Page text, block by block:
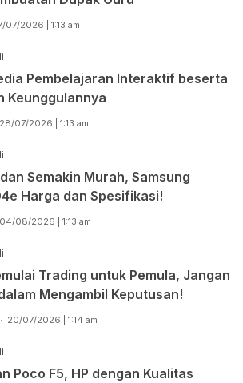
07/2026 | 1:13 am
Pembelajaran Interaktif beserta
Keunggulannya
28/07/2026 | 1:13 am
Semakin Murah, Samsung
Harga dan Spesifikasi!
04/08/2026 | 1:13 am
Trading untuk Pemula, Jangan
Mengambil Keputusan!
20/07/2026 | 1:14 am
Poco F5, HP dengan Kualitas